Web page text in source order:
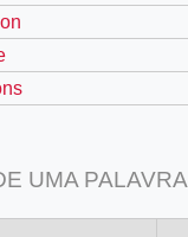
UMA PALAVRA